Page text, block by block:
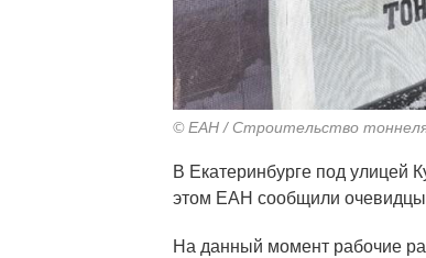
© ЕАН / Строительство
В Екатеринбурге под улицей
этом ЕАН сообщили очевидцы
На данный момент рабочие